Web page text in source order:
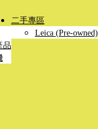
品
二手專區
Leica (Pre-owned)